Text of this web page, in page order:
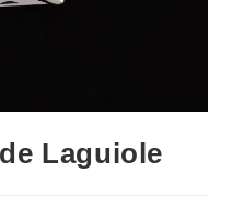
Laguiole